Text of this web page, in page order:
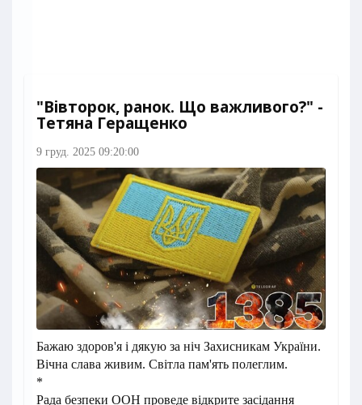
"Вівторок, ранок. Що важливого?" -
Тетяна Геращенко
9 груд. 2025 09:20:00
Бажаю здоров'я і дякую за ніч Захисникам України.
Вічна слава живим. Світла пам'ять полеглим.
*
Рада безпеки ООН проведе відкрите засідання